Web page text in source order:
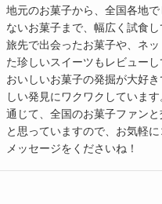
地元のお菓子から、全国各地で
ないお菓子まで、幅広く試食し
旅先で出会ったお菓子や、ネ
た珍しいスイーツもレビューし
おいしいお菓子の発掘が大好
しい発見にワクワクしていま
通じて、全国のお菓子ファン
と思っていますので、お気軽
メッセージをくださいね！